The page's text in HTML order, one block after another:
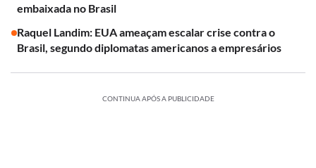
embaixada no Brasil
Raquel Landim: EUA ameaçam escalar crise contra o
Brasil, segundo diplomatas americanos a empresários
CONTINUA APÓS A PUBLICIDADE